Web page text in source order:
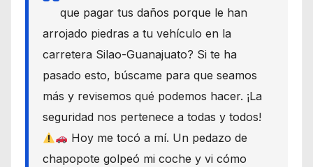
que pagar tus daños porque le han
arrojado piedras a tu vehículo en la
carretera Silao-Guanajuato? Si te ha
pasado esto, búscame para que seamos
más y revisemos qué podemos hacer. ¡La
seguridad nos pertenece a todas y todos!
Hoy me tocó a mí. Un pedazo de
chapopote golpeó mi coche y vi cómo